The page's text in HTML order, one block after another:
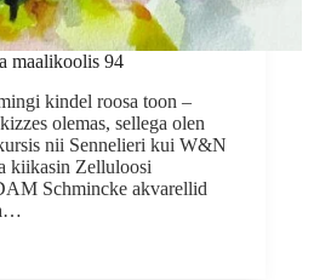
maalikoolis 94
kindel roosa toon –
olemas, sellega olen
nii Sennelieri kui W&N
kiikasin Zelluloosi
Schmincke akvarellid